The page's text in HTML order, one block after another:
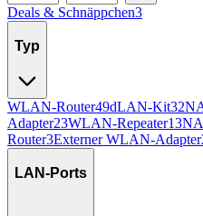
Deals & Schnäppchen3
Typ
WLAN-Router49dLAN-Kit32
Adapter23WLAN-Repeater13
Router3Externer WLAN-Adapter
LAN-Ports